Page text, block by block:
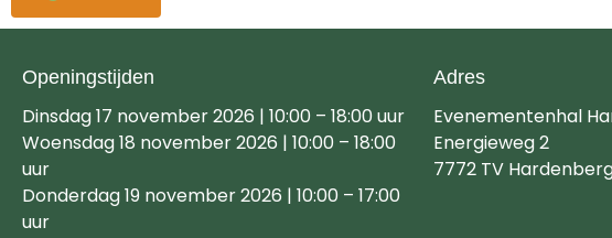
Openingstijden
Dinsdag 17 november 2026 | 10:00 – 18:00 uur
Woensdag 18 november 2026 | 10:00 – 18:00
uur
Donderdag 19 november 2026 | 10:00 – 17:00
uur
Adres
Evenementenhal
Energieweg 2
7772 TV